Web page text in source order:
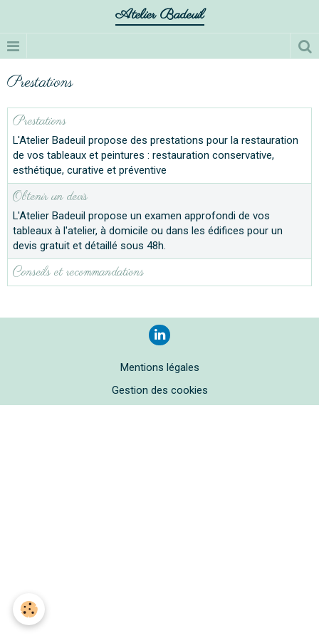
Atelier Badeuil
Prestations
Prestations
L'Atelier Badeuil propose des prestations pour la restauration
de vos tableaux et peintures : restauration conservative,
esthétique, curative et préventive
Obtenir un devis
L'Atelier Badeuil propose un examen approfondi de vos
tableaux à l'atelier, à domicile ou dans les édifices pour un
devis gratuit et détaillé sous 48h.
Conseils et recommandations
Mentions légales
Gestion des cookies